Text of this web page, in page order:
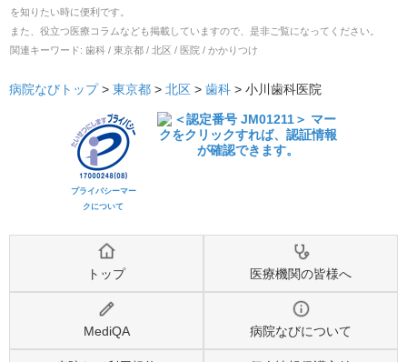
を知りたい時に便利です。
また、役立つ医療コラムなども掲載していますので、是非ご覧になってください。
関連キーワード: 歯科 / 東京都 / 北区 / 医院 / かかりつけ
病院なびトップ > 東京都 > 北区 > 歯科 > 小川歯科医院
プライバシーマー
クについて
トップ 医療機関の皆様へ
MediQA 病院なびについて